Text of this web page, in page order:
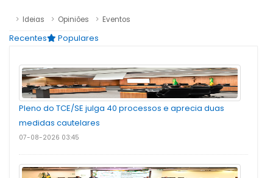
Ideias Opiniões Eventos
Recentes Populares
Pleno do TCE/SE julga 40 processos e aprecia duas
medidas cautelares
07-08-2026 03:45